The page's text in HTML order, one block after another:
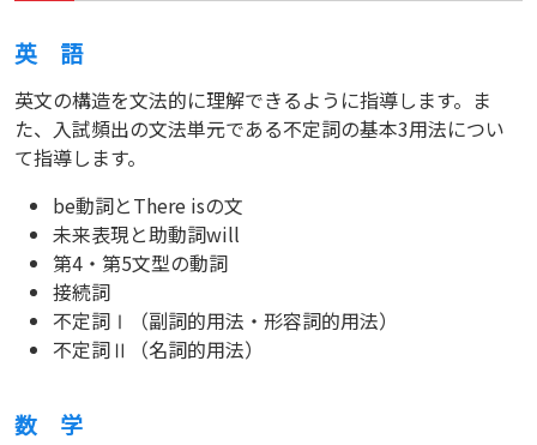
英 語
英文の構造を文法的に理解できるように指導します。ま
た、入試頻出の文法単元である不定詞の基本3用法につい
て指導します。
be動詞とThere isの文
未来表現と助動詞will
第4・第5文型の動詞
接続詞
不定詞Ⅰ（副詞的用法・形容詞的用法）
不定詞Ⅱ（名詞的用法）
数 学